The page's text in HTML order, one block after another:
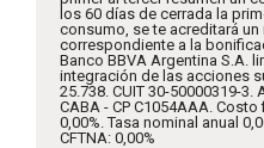
los 60 días de cerrada la
consumo, se te acreditará un
correspondiente a la
Banco BBVA Argentina S.A.
integración de las acciones
25.738. CUIT 30-50000319-
CABA - CP C1054AAA.
0,00%. Tasa nominal anual
CFTNA: 0,00%